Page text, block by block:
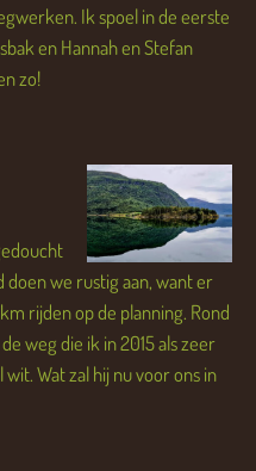
Ik spoel in de eerste
en Hannah en Stefan
zo!
doen we rustig aan, want er
rijden op de planning. Rond
weg die ik in 2015 als zeer
Wat zal hij nu voor ons in